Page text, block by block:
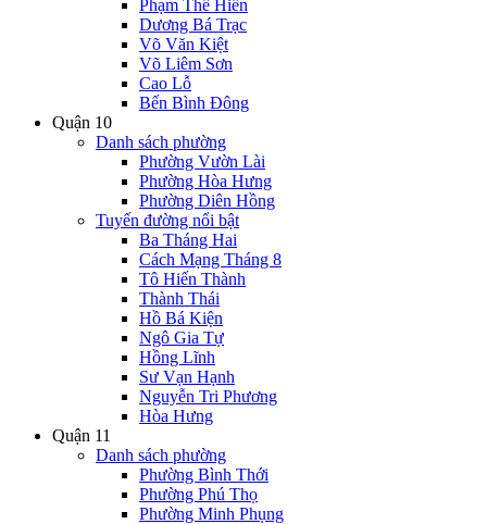
Phạm Thế Hiển
Dương Bá Trạc
Võ Văn Kiệt
Võ Liêm Sơn
Cao Lỗ
Bến Bình Đông
Quận 10
Danh sách phường
Phường Vườn Lài
Phường Hòa Hưng
Phường Diên Hồng
Tuyến đường nổi bật
Ba Tháng Hai
Cách Mạng Tháng 8
Tô Hiến Thành
Thành Thái
Hồ Bá Kiện
Ngô Gia Tự
Hồng Lĩnh
Sư Vạn Hạnh
Nguyễn Tri Phương
Hòa Hưng
Quận 11
Danh sách phường
Phường Bình Thới
Phường Phú Thọ
Phường Minh Phụng